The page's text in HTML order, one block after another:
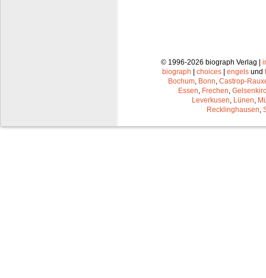
© 1996-2026 biograph Verlag |
biograph
choices engels und
Bochum, Bonn, Castrop-
Essen, Frechen,
Leverkusen, Lünen,
Recklinghausen,